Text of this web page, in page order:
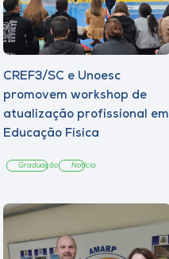
CREF3/SC e Unoesc
promovem workshop de
atualização profissional em
Educação Física
Graduação Notícia